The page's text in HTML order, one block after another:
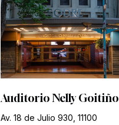
Auditorio Nelly Goitiño
Av. 18 de Julio 930, 11100